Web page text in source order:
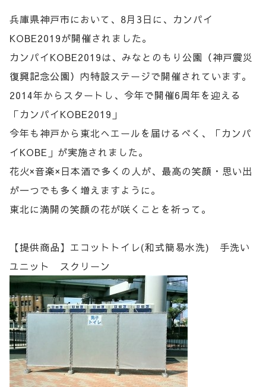
兵庫県神戸市において、8月3日に、カンパイ
KOBE2019が開催されました。
カンパイKOBE2019は、みなとのもり公園（神戸震災
復興記念公園）内特設ステージで開催されています。
2014年からスタートし、今年で開催6周年を迎える
「カンパイKOBE2019」
今年も神戸から東北へエールを届けるべく、「カンパ
イKOBE」が実施されました。
花火×音楽×日本酒で多くの人が、最高の笑顔・思い出
が一つでも多く増えますように。
東北に満開の笑顔の花が咲くことを祈って。
【提供商品】エコットトイレ(和式簡易水洗) 手洗い
ユニット スクリーン